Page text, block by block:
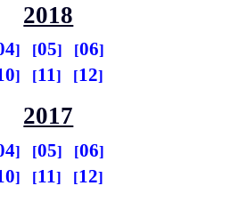
2018
05
06
11 12
2017
05
06
11 12